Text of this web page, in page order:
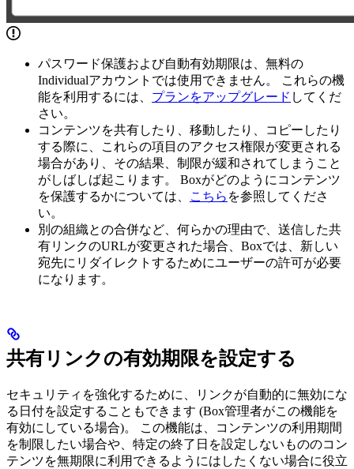
パスワード保護および自動有効期限は、無料の
Individualアカウントでは使用できません。 これらの機
能を利用するには、 プランをアップグレード してくだ
さい。
コンテンツを共有したり、移動したり、コピーしたり
する際に、これらの項目のアクセス権限が変更される
場合があり、その結果、制限が緩和されてしまうこと
がしばしば起こります。 Boxがどのようにコンテンツ
を保護するかについては、
こちら を参照してくださ
い。
別の組織との合併など、何らかの理由で、送信した共
有リンクのURLが変更された場合、Boxでは、新しい
宛先にリダイレクトするためにユーザーの許可が必要
になります。
共有リンクの有効期限を設定する
セキュリティを強化するために、リンクが自動的に無効にな
る日付を設定することもできます (Box管理者がこの機能を
有効にしている場合)。 この機能は、コンテンツの利用期間
を制限したい場合や、特定の終了日を設定しないもののコン
テンツを無期限に利用できるようにはしたくない場合に役立